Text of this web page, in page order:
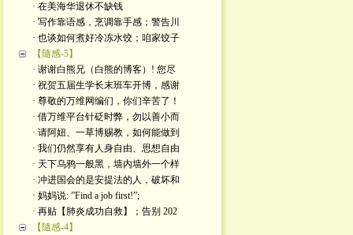
· 在美海华退休不缺钱
· 写作靠语感，烹调靠手感；警告川
· 也谈如何煮好冷冻水饺；咱家饺子
【隨感-5】
· 谢谢白熊兄（白熊的博客）! 您尽
· 祝贺五届生学长末班车开博，感谢
· 尊敬的万维网编们，你们辛苦了！
· 借万维平台针砭时弊，勿以善小而
· 请阿妞、一草博赐教，如何能做到
· 我们仍然享有人身自由、思想自由
· 天下乌鸦一般黑，墙内墙外一个样
· 冲进国会的是安提法的人，破坏和
· 妈妈说: ”Find a job first!”;
· 再贴【肺炎成功自救】；告别 202
【隨感-4】